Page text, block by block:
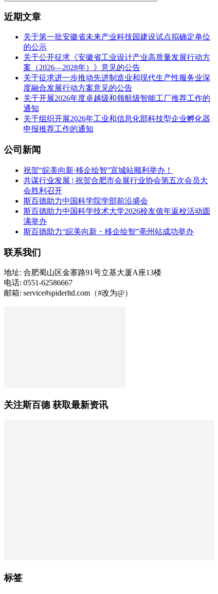
近期文章
关于第一批安徽省未来产业科技园建设试点拟确定单位
的公示
关于公开征求《安徽省工业设计产业高质量发展行动方
案（2026—2028年）》意见的公告
关于征求进一步推动先进制造业和现代生产性服务业深
度融合发展行动方案意见的公告
关于开展2026年度卓越级和领航级智能工厂推荐工作的
通知
关于组织开展2026年工业和信息化部科技型企业孵化器
申报推荐工作的通知
公司新闻
祝贺“皖美向新·移企绘智”宣城站顺利举办！
共谋行业发展 | 祝贺合肥市会展行业协会第五次会员大
会胜利召开
斯百德助力中国科学院学部前沿盛会
斯百德助力中国科学技术大学2026校友值年返校活动圆
满举办
斯百德助力“皖美向新・移企绘智”亳州站成功举办
联系我们
地址: 合肥蜀山区金寨路91号立基大厦A座13楼
电话: 0551-62586667
邮箱: service#spiderltd.com（#改为@）
关注斯百德 获取最新资讯
标签